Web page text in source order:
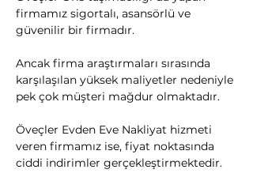
firmamız sigortalı, asansörlü ve
güvenilir bir firmadır.
​Ancak firma araştırmaları sırasında
karşılaşılan yüksek maliyetler nedeniyle
pek çok müşteri mağdur olmaktadır.
Öveçler Evden Eve Nakliyat hizmeti
veren firmamız ise, fiyat noktasında
ciddi indirimler gerçekleştirmektedir.